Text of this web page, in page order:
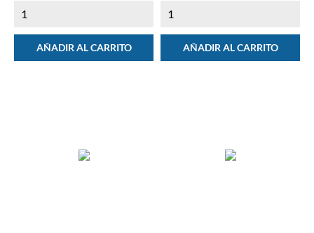
AÑADIR AL CARRITO AÑADIR AL CARRITO